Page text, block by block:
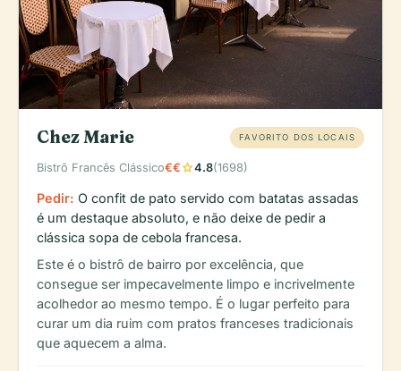
Chez Marie FAVORITO DOS LOCAIS
Bistrô Francês Clássico€€star4.8(1698)
Pedir: O confit de pato servido com batatas assadas
é um destaque absoluto, e não deixe de pedir a
clássica sopa de cebola francesa.
Este é o bistrô de bairro por excelência, que
consegue ser impecavelmente limpo e incrivelmente
acolhedor ao mesmo tempo. É o lugar perfeito para
curar um dia ruim com pratos franceses tradicionais
que aquecem a alma.